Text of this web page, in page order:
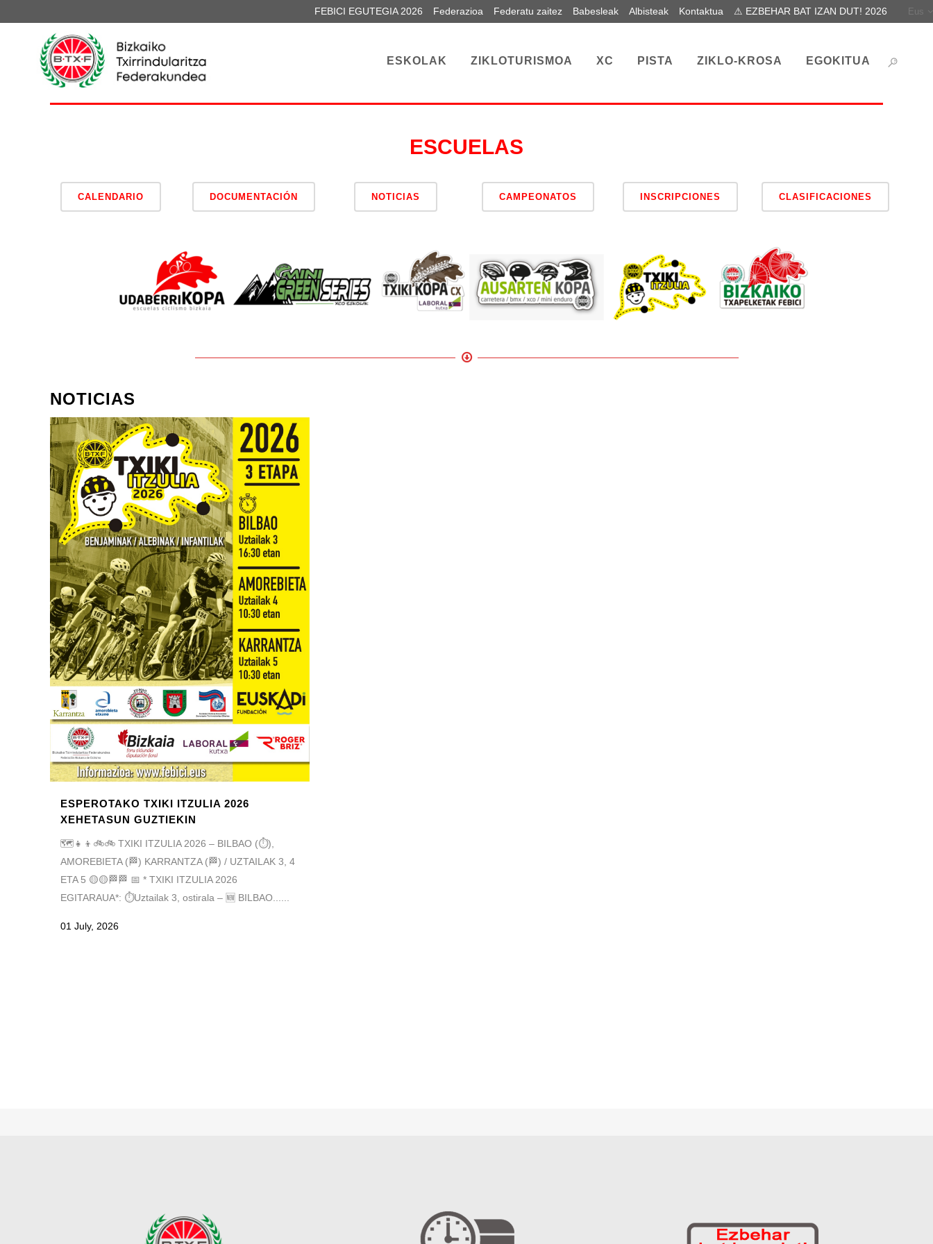
FEBICI EGUTEGIA 2026 Federazioa Federatu zaitez Babesleak Albisteak Kontaktua ⚠ EZBEHAR BAT IZAN DUT! 2026 Eus
ESKOLAK ZIKLOTURISMOA XC PISTA ZIKLO-KROSA EGOKITUA
ESCUELAS
CALENDARIO DOCUMENTACIÓN NOTICIAS CAMPEONATOS INSCRIPCIONES CLASIFICACIONES
NOTICIAS
ESPEROTAKO TXIKI ITZULIA 2026
XEHETASUN GUZTIEKIN
🗺️👧👦🚲🚲 TXIKI ITZULIA 2026 – BILBAO (⏱️),
AMOREBIETA (🏁) KARRANTZA (🏁) / UZTAILAK 3, 4
ETA 5 🟡🟡🏁🏁 📅 * TXIKI ITZULIA 2026
EGITARAUA*: ⏱️Uztailak 3, ostirala – 🆕 BILBAO......
01 July, 2026